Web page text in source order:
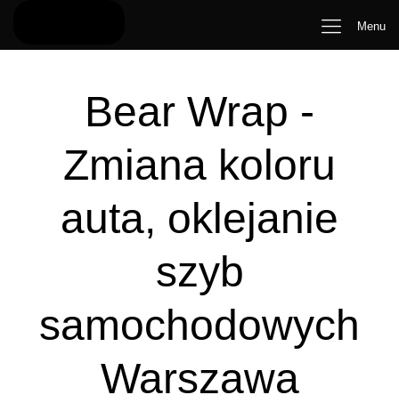
Menu
Bear Wrap -
Zmiana koloru
auta, oklejanie
szyb
samochodowych
Warszawa